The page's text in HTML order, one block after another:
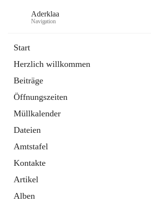
Aderklaa
Navigation
Start
Herzlich willkommen
Beiträge
Öffnungszeiten
Müllkalender
Dateien
Amtstafel
Kontakte
Artikel
Alben
6 Schnellzugriffe
Gemeinde
3 Schnellzugriffe